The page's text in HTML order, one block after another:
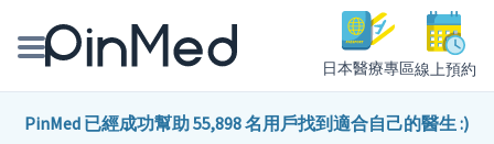
日本醫療專區線上預約
線上預約醫師、院所
PinMed 已經成功幫助 55,898 名用戶找到適合自己的醫生 :)